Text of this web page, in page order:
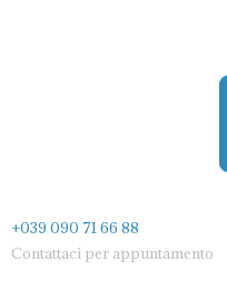
+039 090 71 66 88
Contattaci per appuntamento